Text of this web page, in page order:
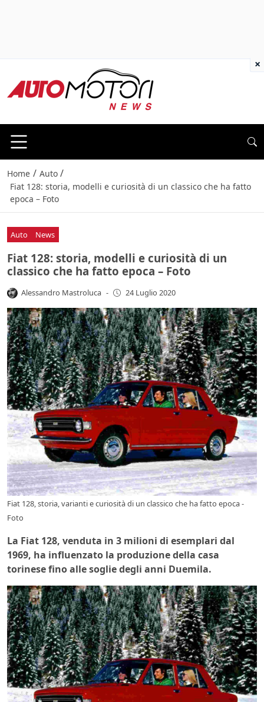
Home / Auto /
Fiat 128: storia, modelli e curiosità di un classico che ha fatto
epoca – Foto
Auto News
Fiat 128: storia, modelli e curiosità di un
classico che ha fatto epoca – Foto
Alessandro Mastroluca - 24 Luglio 2020
Fiat 128, storia, varianti e curiosità di un classico che ha fatto epoca -
Foto
La Fiat 128, venduta in 3 milioni di esemplari dal
1969, ha influenzato la produzione della casa
torinese fino alle soglie degli anni Duemila.
×